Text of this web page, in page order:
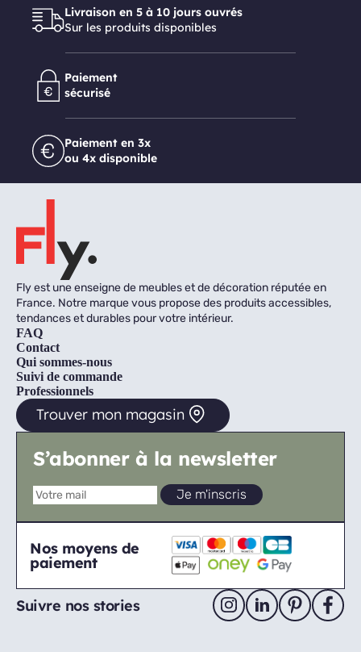
Livraison en 5 à 10 jours ouvrés
Sur les produits disponibles
Paiement
sécurisé
Paiement en 3x
ou 4x disponible
Fly est une enseigne de meubles et de décoration réputée en
France. Notre marque vous propose des produits accessibles,
tendances et durables pour votre intérieur.
FAQ
Contact
Qui sommes-nous
Suivi de commande
Professionnels
Trouver mon magasin
S’abonner à la newsletter
Nos moyens de
paiement
Suivre nos stories